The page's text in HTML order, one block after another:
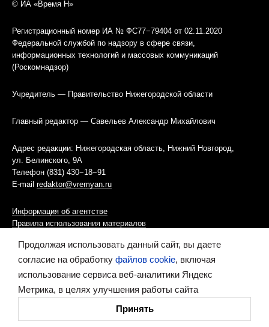
© ИА «Время Н»
Регистрационный номер ИА № ФС77−79404 от 02.11.2020
Федеральной службой по надзору в сфере связи,
информационных технологий и массовых коммуникаций
(Роскомнадзор)
Учредитель — Правительство Нижегородской области
Главный редактор — Савельев Александр Михайлович
Адрес редакции: Нижегородская область, Нижний Новгород,
ул. Белинского, 9А
Телефон (831) 430−18−91
E-mail redaktor@vremyan.ru
Информация об агентстве
Правила использования материалов
Информационная политика использования «cookies»-файлов
Ресурс содержит материалы 16+
Продолжая использовать данный сайт, вы даете
согласие на обработку файлов cookie, включая
использование сервиса веб-аналитики Яндекс
Метрика, в целях улучшения работы сайта
Принять